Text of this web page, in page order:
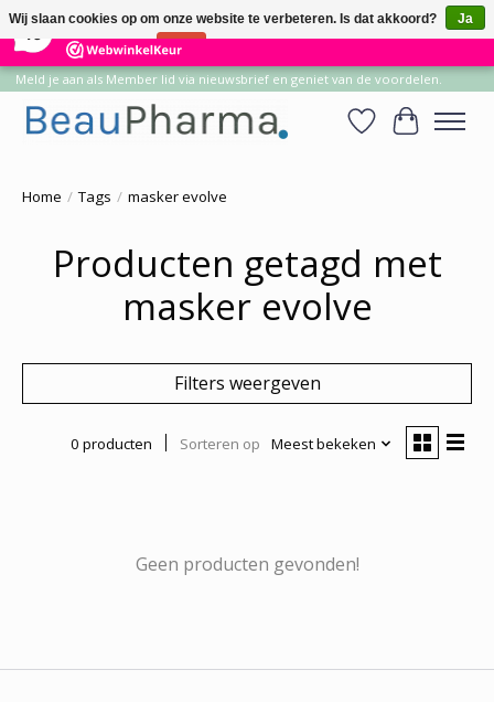
14 Reviews ×
Meld je aan als Member lid via nieuwsbrief en geniet van de voordelen.
Verlanglijst
Home / Tags / masker evolve
Producten getagd met
masker evolve
Filters weergeven
0 producten Sorteren op Meest bekeken
Geen producten gevonden!
Wij slaan cookies op om onze website te verbeteren. Is dat akkoord?
Ja
Nee